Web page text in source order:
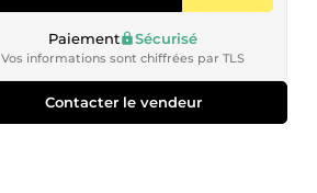
Paiement Sécurisé
Vos informations sont chiffrées par TLS
Contacter le vendeur